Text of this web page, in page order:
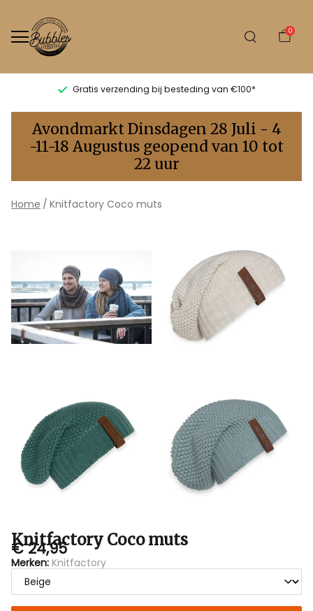
0
Gratis verzending bij besteding van €100*
Knitfactory
Coco
muts
-
Sluis
Avondmarkt Dinsdagen 28 Juli - 4
-11-18 Augustus geopend van 10 tot
22 uur
Home Knitfactory Coco muts
Knitfactory Coco muts
€ 24,95
Merken: Knitfactory